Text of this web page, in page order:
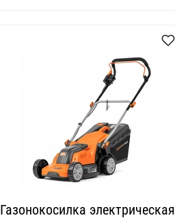
Газонокосилка электрическая